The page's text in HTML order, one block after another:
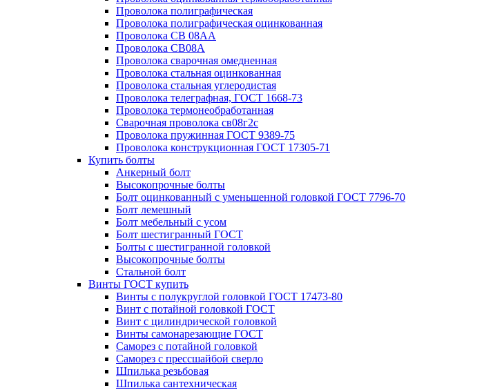
Проволока полиграфическая
Проволока полиграфическая оцинкованная
Проволока СВ 08АА
Проволока СВ08А
Проволока сварочная омедненная
Проволока стальная оцинкованная
Проволока стальная углеродистая
Проволока телеграфная, ГОСТ 1668-73
Проволока термонеобработанная
Сварочная проволока св08г2с
Проволока пружинная ГОСТ 9389-75
Проволока конструкционная ГОСТ 17305-71
Купить болты
Анкерный болт
Высокопрочные болты
Болт оцинкованный с уменьшенной головкой ГОСТ 7796-70
Болт лемешный
Болт мебельный с усом
Болт шестигранный ГОСТ
Болты с шестигранной головкой
Высокопрочные болты
Стальной болт
Винты ГОСТ купить
Винты с полукруглой головкой ГОСТ 17473-80
Винт с потайной головкой ГОСТ
Винт с цилиндрической головкой
Винты самонарезающие ГОСТ
Саморез с потайной головкой
Саморез с прессшайбой сверло
Шпилька резьбовая
Шпилька сантехническая